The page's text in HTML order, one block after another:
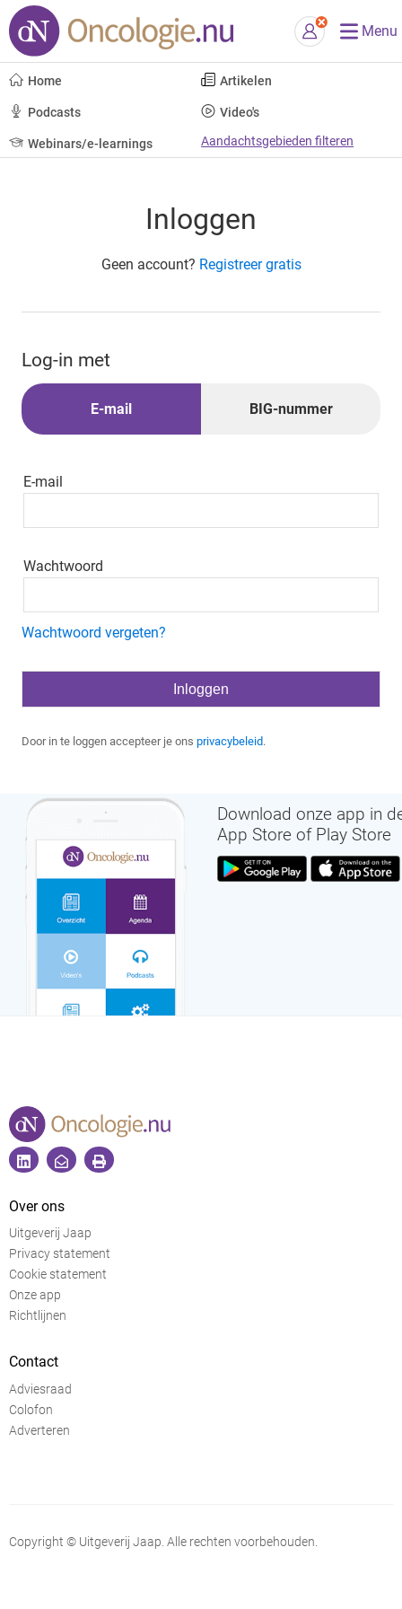
Menu
Home Artikelen
Podcasts Video's
Webinars/e-learnings Aandachtsgebieden filteren
Inloggen
Geen account? Registreer gratis
Log-in met
E-mail
E-mail
Wachtwoord
Wachtwoord vergeten?
Door in te loggen accepteer je ons privacybeleid.
BIG-nummer
Download onze app in
App Store of Play Store
Over ons
Uitgeverij Jaap
Privacy statement
Cookie statement
Onze app
Richtlijnen
Contact
Adviesraad
Colofon
Adverteren
Copyright © Uitgeverij Jaap. Alle rechten voorbehouden.